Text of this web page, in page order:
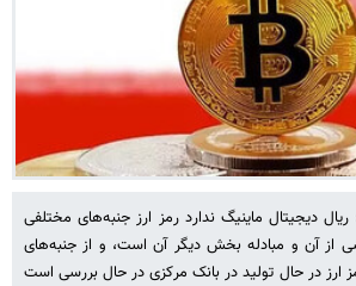
دیجیتال ماینیگ ندارد رمز ارز جنبه‌های مختلفی
از آن و مبادله بخش دیگر آن است، و از جنبه‌های
ارز در حال تولید در بانک مرکزی در حال بررسی است